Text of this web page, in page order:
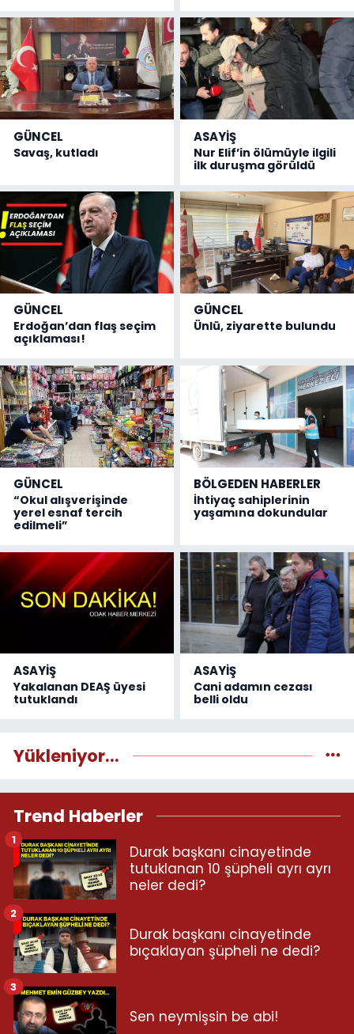
GÜNCEL
Savaş, kutladı
ASAYİŞ
Nur Elif’in ölümüyle ilgili
ilk duruşma görüldü
GÜNCEL
Erdoğan’dan flaş seçim
açıklaması!
GÜNCEL
Ünlü, ziyarette bulundu
GÜNCEL
“Okul alışverişinde
yerel esnaf tercih
edilmeli”
BÖLGEDEN HABERLER
İhtiyaç sahiplerinin
yaşamına dokundular
ASAYİŞ
Yakalanan DEAŞ üyesi
tutuklandı
ASAYİŞ
Cani adamın cezası
belli oldu
Yükleniyor...
Trend Haberler
Durak başkanı cinayetinde
tutuklanan 10 şüpheli ayrı ayrı
neler dedi?
1
Durak başkanı cinayetinde
bıçaklayan şüpheli ne dedi?
2
Sen neymişsin be abi!
3